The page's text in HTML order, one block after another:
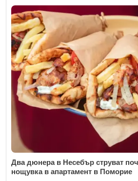
Два дюнера в Несебър струват
нощувка в апартамент в Поморие